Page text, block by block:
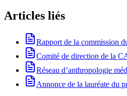
Articles liés
Rapport de la commission
Comité de direction de la
Réseau d’anthropologie
Annonce de la lauréate du